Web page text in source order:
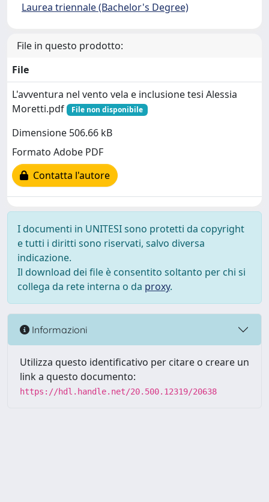
Laurea triennale (Bachelor's Degree)
File in questo prodotto:
File
L'avventura nel vento vela e inclusione tesi Alessia
Moretti.pdf
File non disponibile
Dimensione 506.66 kB
Formato Adobe PDF
Contatta l'autore
I documenti in UNITESI sono protetti da copyright
e tutti i diritti sono riservati, salvo diversa
indicazione.
Il download dei file è consentito soltanto per chi si
collega da rete interna o da proxy.
Informazioni
Utilizza questo identificativo per citare o creare un
link a questo documento:
https://hdl.handle.net/20.500.12319/20638